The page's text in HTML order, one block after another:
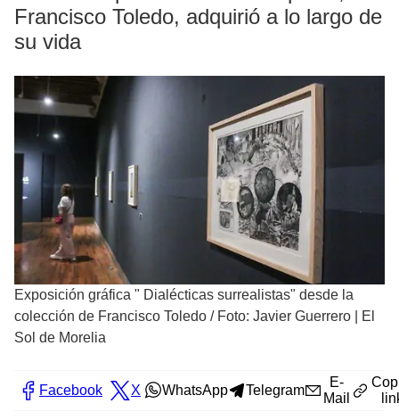
Francisco Toledo, adquirió a lo largo de
su vida
Exposición gráfica " Dialécticas surrealistas" desde la
colección de Francisco Toledo / Foto: Javier Guerrero | El
Sol de Morelia
Facebook X WhatsApp Telegram
E-
Mail